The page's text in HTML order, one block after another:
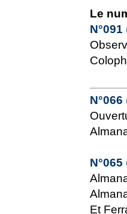
Le
N°091
N°066
N°065
Et